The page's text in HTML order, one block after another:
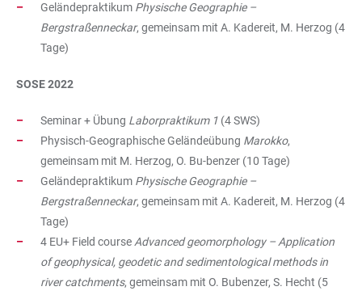
Geländepraktikum Physische Geographie –
Bergstraßenneckar, gemeinsam mit A. Kadereit, M. Herzog (4
Tage)
SOSE 2022
Seminar + Übung Laborpraktikum 1 (4 SWS)
Physisch-Geographische Geländeübung Marokko,
gemeinsam mit M. Herzog, O. Bu-benzer (10 Tage)
Geländepraktikum Physische Geographie –
Bergstraßenneckar, gemeinsam mit A. Kadereit, M. Herzog (4
Tage)
4 EU+ Field course Advanced geomorphology – Application
of geophysical, geodetic and sedimentological methods in
river catchments, gemeinsam mit O. Bubenzer, S. Hecht (5